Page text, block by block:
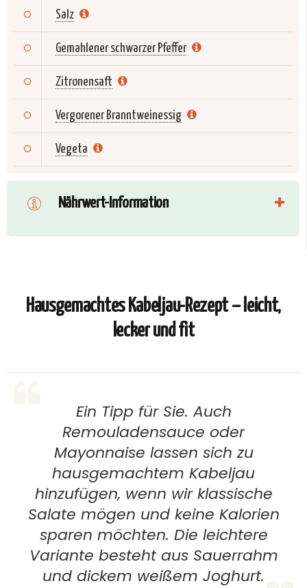
Salz
Gemahlener schwarzer Pfeffer
Zitronensaft
Vergorener Branntweinessig
Vegeta
Nährwert-Information
Hausgemachtes Kabeljau-Rezept – leicht,
lecker und fit
Ein Tipp für Sie. Auch
Remouladensauce oder
Mayonnaise lassen sich zu
hausgemachtem Kabeljau
hinzufügen, wenn wir klassische
Salate mögen und keine Kalorien
sparen möchten. Die leichtere
Variante besteht aus Sauerrahm
und dickem weißem Joghurt.